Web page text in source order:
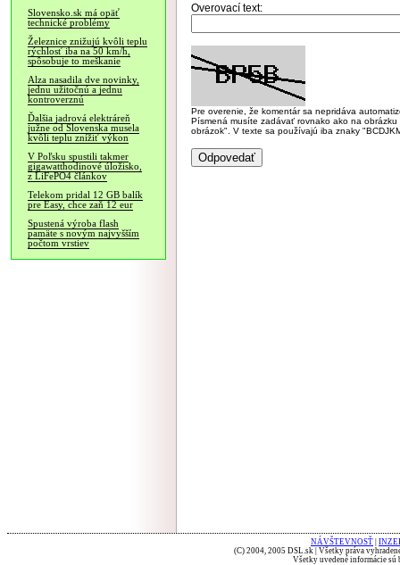
Slovensko.sk má opäť
technické problémy
Železnice znižujú kvôli teplu
rýchlosť iba na 50 km/h,
spôsobuje to meškanie
Alza nasadila dve novinky,
jednu užitočnú a jednu
kontroverznú
Ďalšia jadrová elektráreň
južne od Slovenska musela
kvôli teplu znížiť výkon
V Poľsku spustili takmer
gigawatthodinové úložisko,
z LiFePO4 článkov
Telekom pridal 12 GB balík
pre Easy, chce zaň 12 eur
Spustená výroba flash
pamäte s novým najvyšším
počtom vrstiev
Overovací text:
Pre overenie, že komentár sa nepridáva
Písmená musíte zadávať rovnako ako na
obrázok". V texte sa používajú iba znaky
NÁVŠTEVNOSŤ
(C) 2004, 2005 DSL.sk | Všetky práva
Všetky uvedené informácie sú